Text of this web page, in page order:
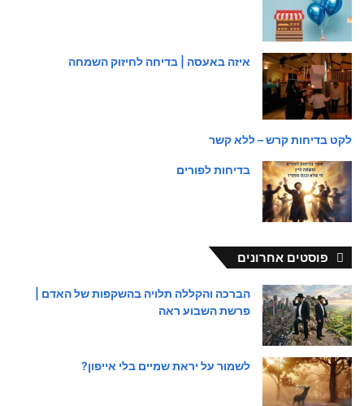
איזה באעסה | בדיחה לחיזוק השמחה
לקט בדיחות קרש – ללא קשר
בדיחות לפורים
פוסטים אחרונים
הברכה והקללה תלויה בהשקפות של האדם |
פרשת השבוע ראה
לשמור על יראת שמיים בלי אייפון?